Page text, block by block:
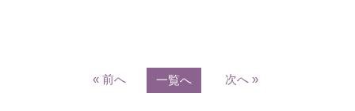
« 前へ 一覧へ 次へ »